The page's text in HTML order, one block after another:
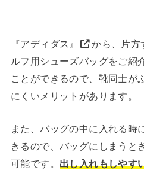
『アディダス』
から、片方
ルフ用シューズバッグをご紹
ことができるので、靴同士が
にくいメリットがあります。
また、バッグの中に入れる時
きるので、バッグにしまうと
可能です。 出し入れもしやす